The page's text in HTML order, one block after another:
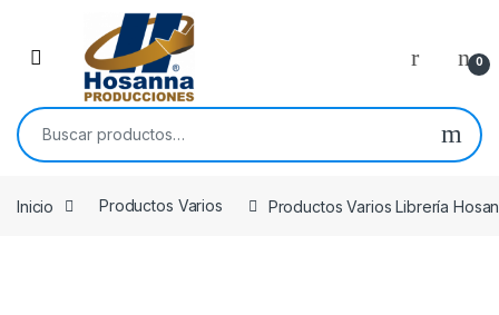
Skip to navigation
0
Buscar por:
Inicio Productos Varios Productos Varios Librería